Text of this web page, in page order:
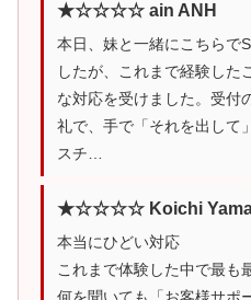
★☆☆☆☆ ain ANH
本日、妹と一緒にこちらで
したが、これまで経験した
な対応を受けました。受付
礼で、手で「それを出して
スチ…
★☆☆☆☆ Koichi
本当にひどい対応
これまで体験した中で最も